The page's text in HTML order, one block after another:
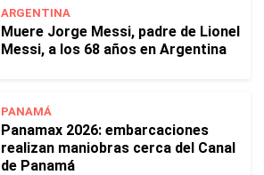
ARGENTINA
Muere Jorge Messi, padre de Lionel
Messi, a los 68 años en Argentina
PANAMÁ
Panamax 2026: embarcaciones
realizan maniobras cerca del Canal
de Panamá